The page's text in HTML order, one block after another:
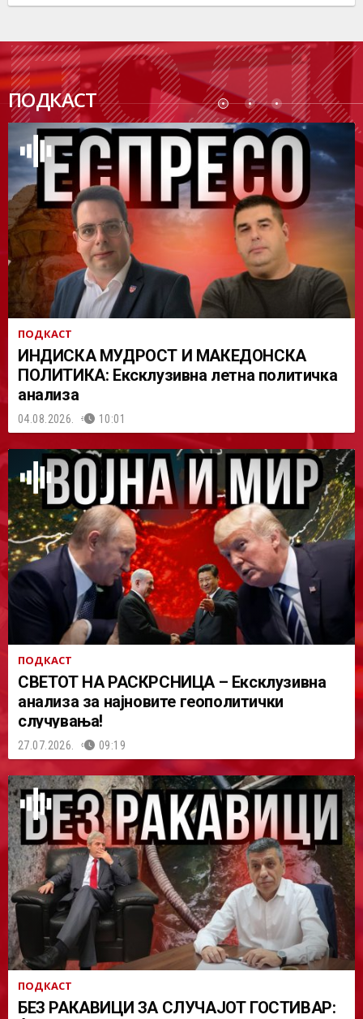
ПОДКАСТ
ПОДК
АСТ
ПОДКАСТ
ИНДИСКА МУДРОСТ И МАКЕДОНСКА
ПОЛИТИКА: Ексклузивна летна политичка
анализа
04.08.2026. 10:01
ПОДКАСТ
СВЕТОТ НА РАСКРСНИЦА – Ексклузивна
анализа за најновите геополитички
случувања!
27.07.2026. 09:19
ПОДКАСТ
БЕЗ РАКАВИЦИ ЗА СЛУЧАЈОТ ГОСТИВАР: